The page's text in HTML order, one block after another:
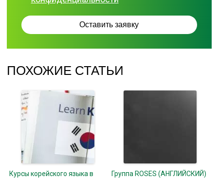
ПОХОЖИЕ СТАТЬИ
Курсы корейского языка в
Группа ROSES (АНГЛИЙСКИЙ)